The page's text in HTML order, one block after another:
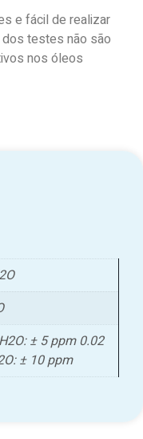
e fácil de realizar
testes não são
nos óleos
± 5 ppm 0.02
± 10 ppm